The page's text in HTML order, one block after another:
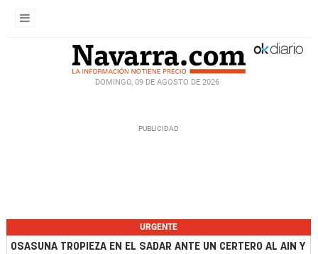
DOMINGO, 09 DE AGOSTO DE 2026
URGENTE
OSASUNA TROPIEZA EN EL SADAR ANTE UN CERTERO AL AIN Y